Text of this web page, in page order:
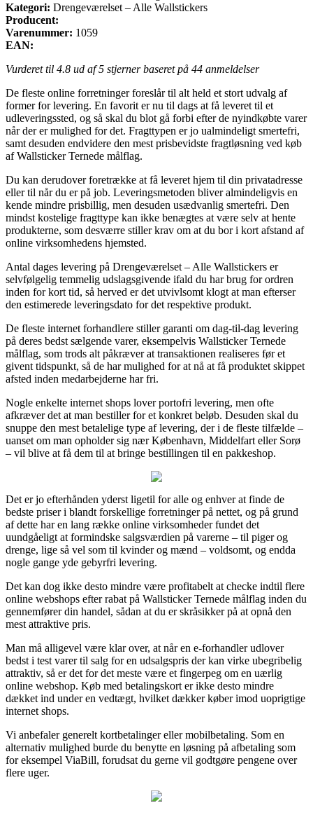
Kategori: Drengeværelset – Alle Wallstickers
Producent:
Varenummer: 1059
EAN:
Vurderet til 4.8 ud af 5 stjerner baseret på 44 anmeldelser
De fleste online forretninger foreslår til alt held et stort udvalg af
former for levering. En favorit er nu til dags at få leveret til et
udleveringssted, og så skal du blot gå forbi efter de nyindkøbte varer
når der er mulighed for det. Fragttypen er jo ualmindeligt smertefri,
samt desuden endvidere den mest prisbevidste fragtløsning ved køb
af Wallsticker Ternede målflag.
Du kan derudover foretrække at få leveret hjem til din privatadresse
eller til når du er på job. Leveringsmetoden bliver almindeligvis en
kende mindre prisbillig, men desuden usædvanlig smertefri. Den
mindst kostelige fragttype kan ikke benægtes at være selv at hente
produkterne, som desværre stiller krav om at du bor i kort afstand af
online virksomhedens hjemsted.
Antal dages levering på Drengeværelset – Alle Wallstickers er
selvfølgelig temmelig udslagsgivende ifald du har brug for ordren
inden for kort tid, så herved er det utvivlsomt klogt at man efterser
den estimerede leveringsdato for det respektive produkt.
De fleste internet forhandlere stiller garanti om dag-til-dag levering
på deres bedst sælgende varer, eksempelvis Wallsticker Ternede
målflag, som trods alt påkræver at transaktionen realiseres før et
givent tidspunkt, så de har mulighed for at nå at få produktet skippet
afsted inden medarbejderne har fri.
Nogle enkelte internet shops lover portofri levering, men ofte
afkræver det at man bestiller for et konkret beløb. Desuden skal du
snuppe den mest betalelige type af levering, der i de fleste tilfælde –
uanset om man opholder sig nær København, Middelfart eller Sorø
– vil blive at få dem til at bringe bestillingen til en pakkeshop.
Det er jo efterhånden yderst ligetil for alle og enhver at finde de
bedste priser i blandt forskellige forretninger på nettet, og på grund
af dette har en lang række online virksomheder fundet det
uundgåeligt at formindske salgsværdien på varerne – til piger og
drenge, lige så vel som til kvinder og mænd – voldsomt, og endda
nogle gange yde gebyrfri levering.
Det kan dog ikke desto mindre være profitabelt at checke indtil flere
online webshops efter rabat på Wallsticker Ternede målflag inden du
gennemfører din handel, sådan at du er skråsikker på at opnå den
mest attraktive pris.
Man må alligevel være klar over, at når en e-forhandler udlover
bedst i test varer til salg for en udsalgspris der kan virke ubegribelig
attraktiv, så er det for det meste være et fingerpeg om en uærlig
online webshop. Køb med betalingskort er ikke desto mindre
dækket ind under en vedtægt, hvilket dækker køber imod uoprigtige
internet shops.
Vi anbefaler generelt kortbetalinger eller mobilbetaling. Som en
alternativ mulighed burde du benytte en løsning på afbetaling som
for eksempel ViaBill, forudsat du gerne vil godtgøre pengene over
flere uger.